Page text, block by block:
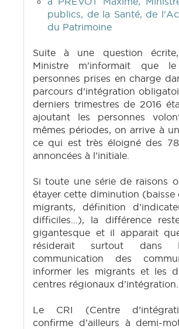
publics, de la Santé, de
du Patrimoine
Suite à une question
Ministre m’informait que
personnes prises en charge
parcours d’intégration
derniers trimestres de 2016
ajoutant les personnes
mêmes périodes, on arrive à
ce qui est très éloigné des
annoncées à l’initiale.
Si toute une série de raisons
étayer cette diminution
migrants, définition
difficiles…), la différence
gigantesque et il apparait
résiderait surtout dans
communication des
informer les migrants et les
centres régionaux d’intégration.
Le CRI (Centre
confirme d’ailleurs à demi-